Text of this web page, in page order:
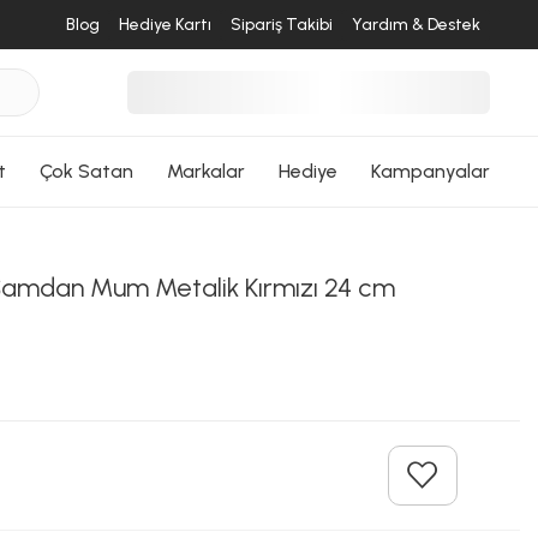
Blog Hediye Kartı Sipariş Takibi Yardım & Destek
Çok Satan Markalar Hediye Kampanyalar
Dön
Mum Metalik Kırmızı 24 cm